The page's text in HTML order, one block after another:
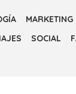
MARKETING
SOCIAL